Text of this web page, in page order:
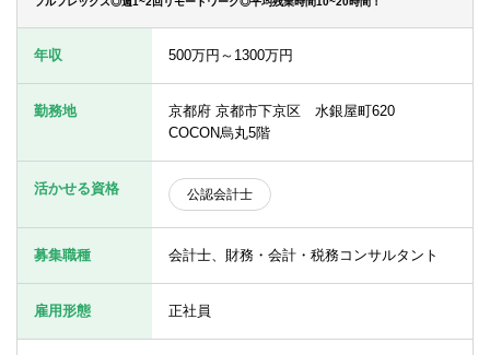
個別転職相談会・セミナー
年収 500万円～1300万円
勤務地
京都府 京都市下京区 水銀屋町620
COCON烏丸5階
活かせる資格 公認会計士
募集職種 会計士、財務・会計・税務コンサルタント
雇用形態 正社員